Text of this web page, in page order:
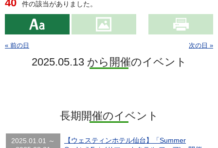
40 件の該当がありました。
« 前の日 次の日 »
2025.05.13 から開催のイベント
長期開催のイベント
2025.01.01 ～
【ウェスティンホテル仙台】「Summer